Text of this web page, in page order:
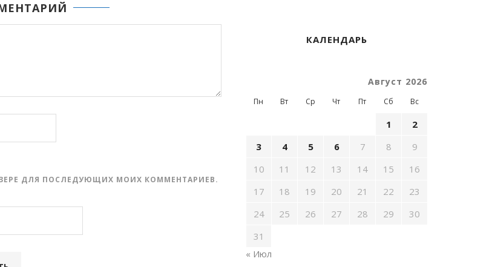
ДЛЯ ПОСЛЕДУЮЩИХ МОИХ КОММЕНТАРИЕВ.
КАЛЕНДАРЬ
Август 2026
Пн Вт Ср Чт Пт Сб Вс
1
2
3
4 5 6 7 8
9
10
11 12 13 14 15
16
17
18 19 20 21 22
23
24
25 26 27 28 29
30
31
« Июл